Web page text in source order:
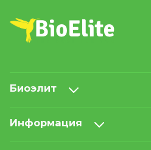
Биоэлит
Информация